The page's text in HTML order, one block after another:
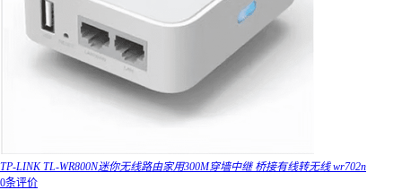
TP-LINK TL-WR800N迷你无线路由家用300M穿墙中继 桥接有线转无线 wr702n
0条评价